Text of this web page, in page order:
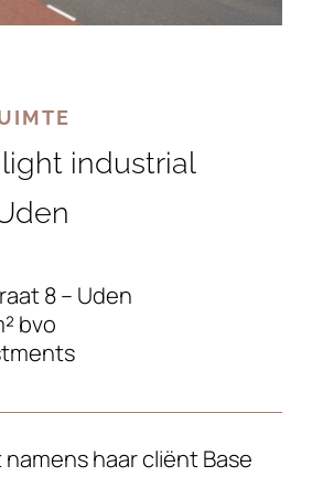
industrial
8 – Uden
bvo
haar cliënt Base